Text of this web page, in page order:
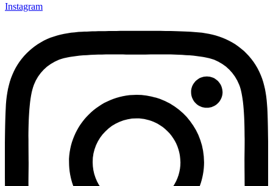
Instagram